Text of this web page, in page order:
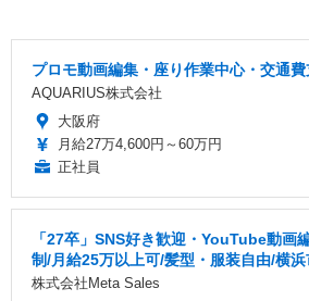
プロモ動画編集・座り作業中心・交通
AQUARIUS株式会社
大阪府
月給27万4,600円～60万円
正社員
「27卒」SNS好き歓迎・YouTube動画
制/月給25万以上可/髪型・服装自由/横浜
株式会社Meta Sales